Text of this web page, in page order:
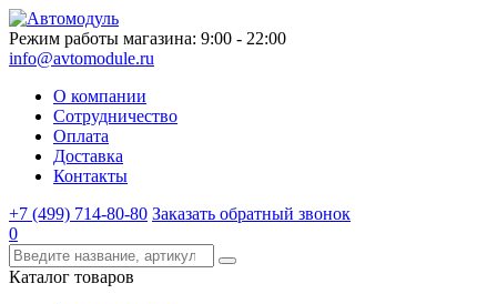
Режим работы магазина: 9:00 - 22:00
info@avtomodule.ru
О компании
Сотрудничество
Оплата
Доставка
Контакты
+7 (499) 714-80-80 Заказать обратный звонок
0
Каталог товаров